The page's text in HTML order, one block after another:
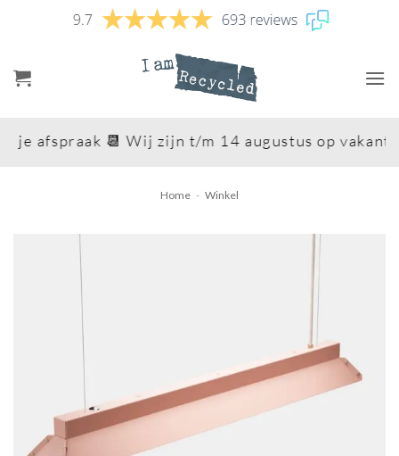
afspraak 📆 Wij zijn t/m 14 augustus op
Home - Winkel